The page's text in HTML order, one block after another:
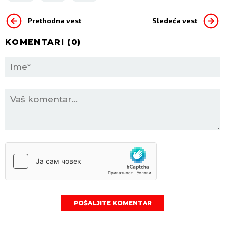
Prethodna vest Sledeća vest
KOMENTARI (0)
POŠALJITE KOMENTAR